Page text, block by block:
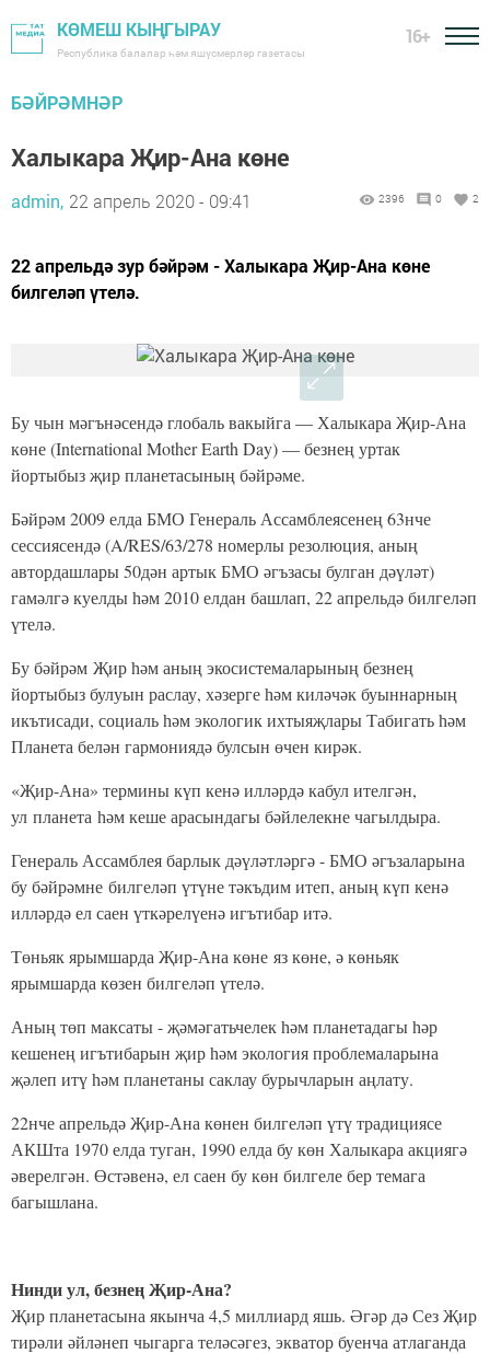
КӨМЕШ КЫҢГЫРАУ
Республика балалар һәм яшүсмерләр газетасы
16+
БӘЙРӘМНӘР
Халыкара Җир-Ана көне
admin, 22 апрель 2020 - 09:41 2396 0 2
22 апрельдә зур бәйрәм - Халыкара Җир-Ана көне
билгеләп үтелә.
Бу чын мәгънәсендә глобаль вакыйга — Халыкара Җир-Ана
көне (International Mother Earth Day) — безнең уртак
йортыбыз җир планетасының бәйрәме.
Бәйрәм 2009 елда БМО Генераль Ассамблеясенең 63нче
сессиясендә (A/RES/63/278 номерлы резолюция, аның
автордашлары 50дән артык БМО әгъзасы булган дәүләт)
гамәлгә куелды һәм 2010 елдан башлап, 22 апрельдә билгеләп
үтелә.
Бу бәйрәм Җир һәм аның экосистемаларының безнең
йортыбыз булуын раслау, хәзерге һәм киләчәк буыннарның
икътисади, социаль һәм экологик ихтыяҗлары Табигать һәм
Планета белән гармониядә булсын өчен кирәк.
«Җир-Ана» термины күп кенә илләрдә кабул ителгән,
ул планета һәм кеше арасындагы бәйлелекне чагылдыра.
Генераль Ассамблея барлык дәүләтләргә - БМО әгъзаларына
бу бәйрәмне билгеләп үтүне тәкъдим итеп, аның күп кенә
илләрдә ел саен үткәрелүенә игътибар итә.
Төньяк ярымшарда Җир-Ана көне яз көне, ә көньяк
ярымшарда көзен билгеләп үтелә.
Аның төп максаты - җәмәгатьчелек һәм планетадагы һәр
кешенең игътибарын җир һәм экология проблемаларына
җәлеп итү һәм планетаны саклау бурычларын аңлату.
22нче апрельдә Җир-Ана көнен билгеләп үтү традициясе
АКШта 1970 елда туган, 1990 елда бу көн Халыкара акциягә
әверелгән. Өстәвенә, ел саен бу көн билгеле бер темага
багышлана.
Нинди ул, безнең Җир-Ана?
Җир планетасына якынча 4,5 миллиард яшь. Әгәр дә Сез Җир
тирәли әйләнеп чыгарга теләсәгез, экватор буенча атлаганда